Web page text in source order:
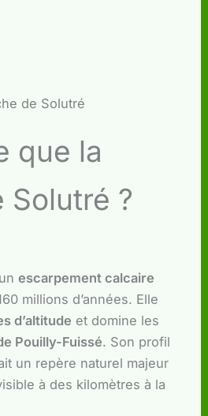
de Solutré
que la
Solutré ?
escarpement calcaire
millions d’années. Elle
d’altitude et domine les
Pouilly-Fuissé. Son profil
un repère naturel majeur
à des kilomètres à la